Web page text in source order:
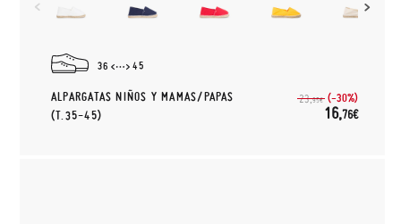
36 45
ALPARGATAS NIÑOS Y MAMAS/PAPAS
(T.35-45)
23,95€ (-30%)
16,76€